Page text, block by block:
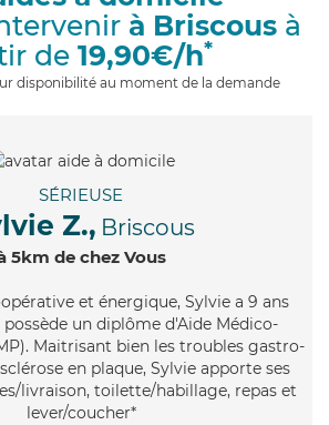
i
à Briscousà
de 19,90€/h*
disponibilité au moment de la demande
SÉRIEUSE
Z., Briscous
5km de chez Vous
et énergique, Sylvie a 9 ans
un diplôme d'Aide Médico-
Maitrisant bien les troubles gastro-
en plaque, Sylvie apporte ses
livraison, toilette/habillage, repas et
lever/coucher*